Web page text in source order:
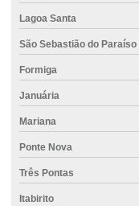
Cimento em montes claros
Cimento no atacado
Cimento para obras de
Cimento para pavimentação
Cimento para pequenas
Cimento para pilares
Cimento portland ensacado
Lagoa Santa
São Sebastião do Paraíso
Formiga
Januária
Mariana
Ponte Nova
Três Pontas
Itabirito